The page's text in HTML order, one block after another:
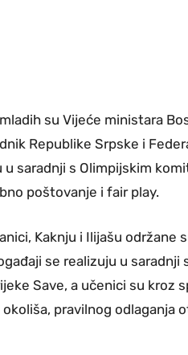
su Vijeće ministara
Republike Srpske i
saradnji s Olimpijskim
poštovanje i fair play.
Kaknju i Ilijašu održane
se realizuju u saradnji
Save, a učenici su kroz
pravilnog odlaganja